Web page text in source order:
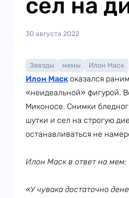
сел на
30 августа 2022
Звезды мемы Илон Маск
Илон Маск оказался
«неидеальной» фигурой.
Миконосе. Снимки
шутки и сел на строгую
останавливаться не
Илон Маск в ответ на
«У чувака достаточно